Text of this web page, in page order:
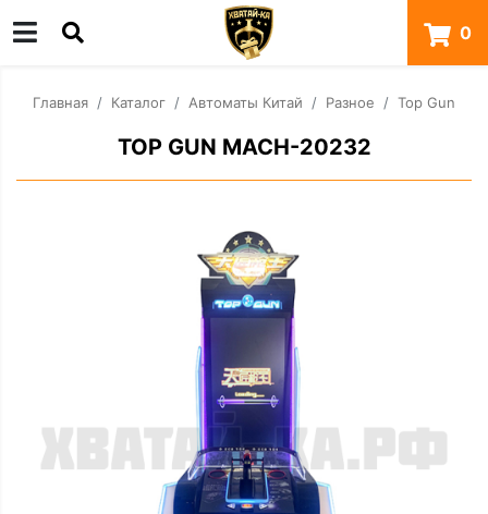
0
Главная Каталог Автоматы Китай Разное Top Gun
TOP GUN MACH-20232